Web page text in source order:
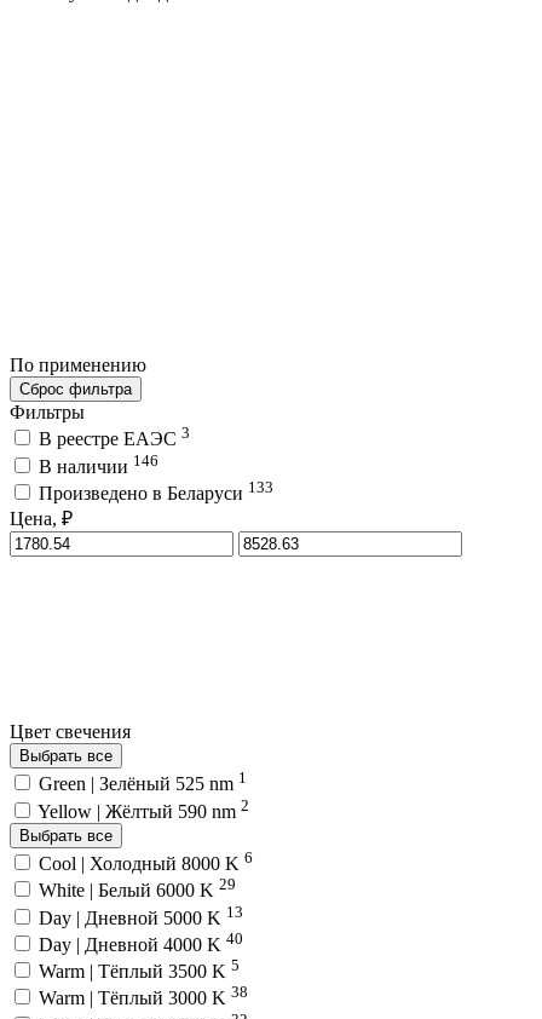
По применению
Сброс фильтра
Фильтры
В реестре ЕАЭС 3
В наличии 146
Произведено в Беларуси 133
Цена, ₽
Цвет свечения
Выбрать все
Green | Зелёный 525 nm 1
Yellow | Жёлтый 590 nm 2
Выбрать все
Cool | Холодный 8000 K 6
White | Белый 6000 K 29
Day | Дневной 5000 K 13
Day | Дневной 4000 K 40
Warm | Тёплый 3500 K 5
Warm | Тёплый 3000 K 38